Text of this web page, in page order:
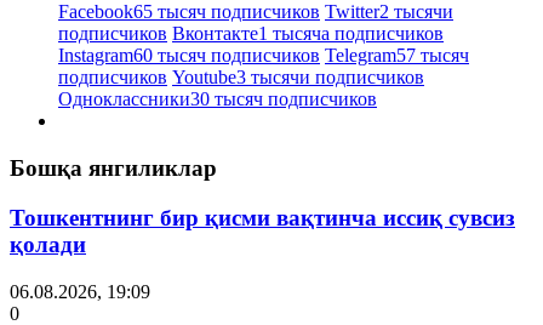
Facebook65 тысяч подписчиков Twitter2 тысячи
подписчиков Вконтакте1 тысяча подписчиков
Instagram60 тысяч подписчиков Telegram57 тысяч
подписчиков Youtube3 тысячи подписчиков
Одноклассники30 тысяч подписчиков
Бошқа янгиликлар
Тошкентнинг бир қисми вақтинча иссиқ сувсиз
қолади
06.08.2026, 19:09
0